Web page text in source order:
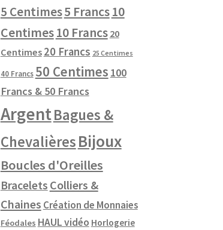
5 Centimes5 Francs10
Centimes10 Francs 20
Centimes 20 Francs 25 Centimes
40 Francs 50 Centimes 100
Francs & 50 Francs
ArgentBagues &
ChevalièresBijoux
Boucles d'Oreilles
Bracelets Colliers &
Chaines Création de Monnaies
Féodales HAUL vidéo Horlogerie